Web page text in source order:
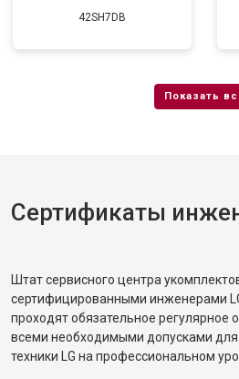
42SH7DB
Сертификаты
Штат сервисного центра
сертифицированными инженерами
проходят обязательное регулярное
всеми необходимыми допусками
техники LG на профессиональном